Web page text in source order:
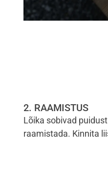
2. RAAMISTUS
Lõika sobivad
raamistada. Kinnita